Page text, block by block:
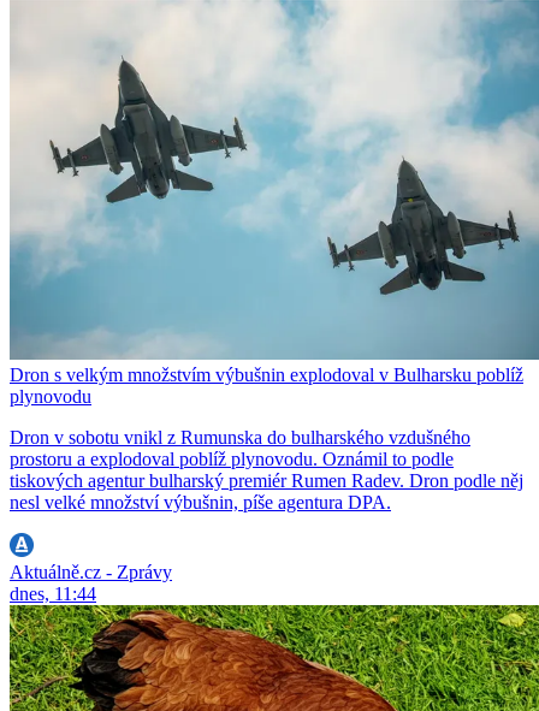
Dron s velkým množstvím výbušnin explodoval v Bulharsku poblíž
plynovodu
Dron v sobotu vnikl z Rumunska do bulharského vzdušného
prostoru a explodoval poblíž plynovodu. Oznámil to podle
tiskových agentur bulharský premiér Rumen Radev. Dron podle něj
nesl velké množství výbušnin, píše agentura DPA.
Aktuálně.cz - Zprávy
dnes, 11:44